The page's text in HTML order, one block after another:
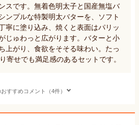
スです。無着色明太子と国産無塩バ
ンプルな特製明太バターを、ソフト
寧に塗り込み、焼くと表面はパリッ
じゅわっと広がります。バターと小
上がり、食欲をそそる味わい。たっ
寄せでも満足感のあるセットです。
すすめコメント（4件）